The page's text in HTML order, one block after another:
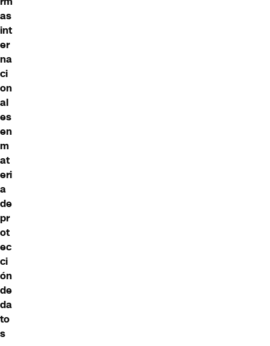
as
int
er
na
ci
on
al
es
en
m
at
eri
a
de
pr
ot
ec
ci
ón
de
da
to
s